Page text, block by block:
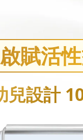
啟賦活
兒設計